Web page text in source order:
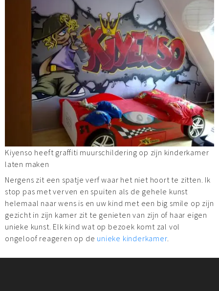
Kiyenso heeft graffiti muurschildering op zijn kinderkamer
laten maken
Nergens zit een spatje verf waar het niet hoort te zitten. Ik
stop pas met verven en spuiten als de gehele kunst
helemaal naar wens is en uw kind met een big smile op zijn
gezicht in zijn kamer zit te genieten van zijn of haar eigen
unieke kunst. Elk kind wat op bezoek komt zal vol
ongeloof reageren op de unieke kinderkamer.